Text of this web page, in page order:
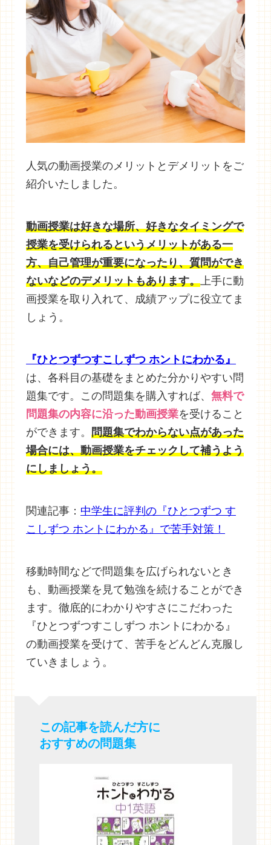
人気の動画授業のメリットとデメリットをご
紹介いたしました。
動画授業は好きな場所、好きなタイミングで
授業を受けられるというメリットがある一
方、自己管理が重要になったり、質問ができ
ないなどのデメリットもあります。 上手に動
画授業を取り入れて、成績アップに役立てま
しょう。
『ひとつずつすこしずつ ホントにわかる』
は、各科目の基礎をまとめた分かりやすい問
題集です。この問題集を購入すれば、 無料で
問題集の内容に沿った動画授業を受けること
ができます。 問題集でわからない点があった
場合には、動画授業をチェックして補うよう
にしましょう。
関連記事： 中学生に評判の『ひとつずつ す
こしずつ ホントにわかる』で苦手対策！
移動時間などで問題集を広げられないとき
も、動画授業を見て勉強を続けることができ
ます。徹底的にわかりやすさにこだわった
『ひとつずつすこしずつ ホントにわかる』
の動画授業を受けて、苦手をどんどん克服し
ていきましょう。
この記事を読んだ方に
おすすめの問題集